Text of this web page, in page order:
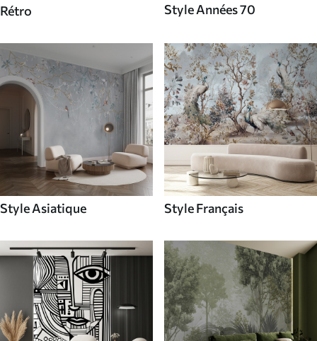
Rétro Style Années 70
Style Asiatique Style Français